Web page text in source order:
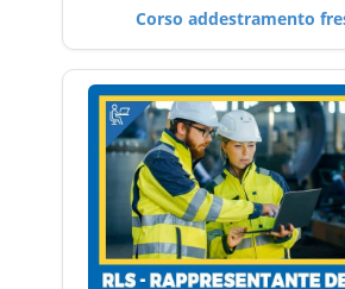
Corso addestramento